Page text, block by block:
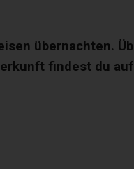
übernachten.
findest du